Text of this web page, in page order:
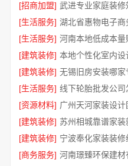
[招商加盟]
[生活服务]
[生活服务]
[建筑装修]
[建筑装修]
[生活服务]
[资源材料] 广州天河家装设
[建筑装修]
[建筑装修]
[商务服务] 河南璟臻环保建